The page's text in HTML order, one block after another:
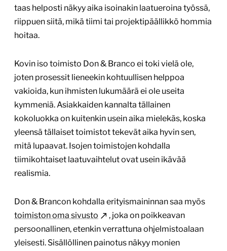
taas helposti näkyy aika isoinakin laatueroina työssä,
riippuen siitä, mikä tiimi tai projektipäällikkö hommia
hoitaa.
Kovin iso toimisto Don & Branco ei toki vielä ole,
joten prosessit lieneekin kohtuullisen helppoa
vakioida, kun ihmisten lukumäärä ei ole useita
kymmeniä. Asiakkaiden kannalta tällainen
kokoluokka on kuitenkin usein aika mielekäs, koska
yleensä tällaiset toimistot tekevät aika hyvin sen,
mitä lupaavat. Isojen toimistojen kohdalla
tiimikohtaiset laatuvaihtelut ovat usein ikävää
realismia.
Don & Brancon kohdalla erityismaininnan saa myös
toimiston oma sivusto
, joka on poikkeavan
persoonallinen, etenkin verrattuna ohjelmistoalaan
yleisesti. Sisällöllinen painotus näkyy monien